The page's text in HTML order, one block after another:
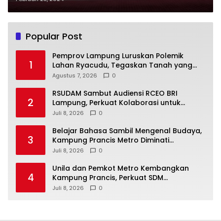
Popular Post
1
Pemprov Lampung Luruskan Polemik
Lahan Ryacudu, Tegaskan Tanah yang
Dipersoalkan Bukan Aset Provinsi
Agustus 7, 2026 0
2
RSUDAM Sambut Audiensi RCEO BRI
Lampung, Perkuat Kolaborasi untuk
Pengembangan Layanan dan SDM
Juli 8, 2026 0
3
Belajar Bahasa Sambil Mengenal Budaya,
Kampung Prancis Metro Diminati
Masyarakat
Juli 8, 2026 0
4
Unila dan Pemkot Metro Kembangkan
Kampung Prancis, Perkuat SDM
Berwawasan Internasional
Juli 8, 2026 0